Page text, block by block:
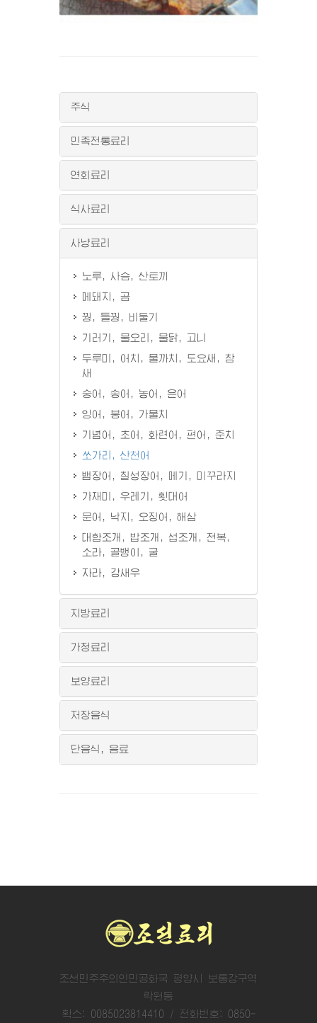
주식
민족전통료리
연회료리
식사료리
사냥료리
노루, 사슴, 산토끼
메돼지, 곰
꿩, 들꿩, 비둘기
기러기, 물오리, 물닭, 고니
두루미, 어치, 물까치, 도요새, 참
새
숭어, 송어, 농어, 은어
잉어, 붕어, 가물치
기념어, 초어, 화련어, 편어, 준치
쏘가리, 산천어
뱀장어, 칠성장어, 메기, 미꾸라지
가재미, 우레기, 횟대어
문어, 낙지, 오징어, 해삼
대합조개, 밥조개, 섭조개, 전복,
소라, 골뱅이, 굴
자라, 강새우
지방료리
가정료리
보양료리
저장음식
단음식, 음료
조선민주주의인민공화국 평양시 보통강구역
락원동
확스: 0085023814410 / 전화번호: 0850-